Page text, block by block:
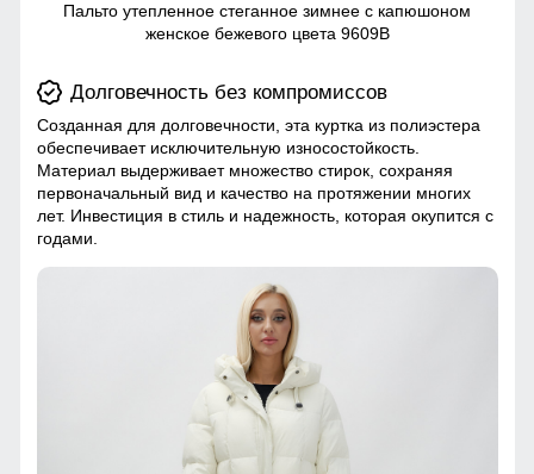
Пальто утепленное стеганное зимнее с капюшоном
женское бежевого цвета 9609B
Долговечность без компромиссов
Созданная для долговечности, эта куртка из полиэстера
обеспечивает исключительную износостойкость.
Материал выдерживает множество стирок, сохраняя
первоначальный вид и качество на протяжении многих
лет. Инвестиция в стиль и надежность, которая окупится с
годами.